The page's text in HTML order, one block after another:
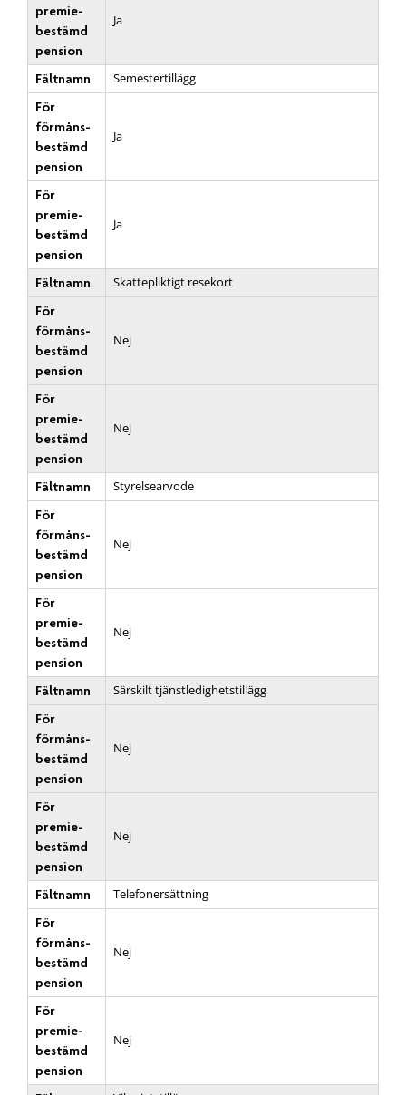
premie­
bestämd
pension
Ja
Fältnamn
Semestertillägg
För
förmåns­
bestämd
pension
Ja
För
premie­
bestämd
pension
Ja
Fältnamn
Skattepliktigt resekort
För
förmåns­
bestämd
pension
Nej
För
premie­
bestämd
pension
Nej
Fältnamn
Styrelsearvode
För
förmåns­
bestämd
pension
Nej
För
premie­
bestämd
pension
Nej
Fältnamn
Särskilt tjänstledighetstillägg
För
förmåns­
bestämd
pension
Nej
För
premie­
bestämd
pension
Nej
Fältnamn
Telefonersättning
För
förmåns­
bestämd
pension
Nej
För
premie­
bestämd
pension
Nej